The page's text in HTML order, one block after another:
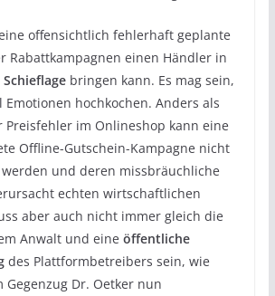
offensichtlich fehlerhaft geplante
Rabattkampagnen einen Händler in
bringen kann. Es mag sein,
Emotionen hochkochen. Anders als
Preisfehler im Onlineshop kann eine
Offline-Gutschein-Kampagne nicht
und deren missbräuchliche
echten wirtschaftlichen
aber auch nicht immer gleich die
Anwalt und eine öffentliche
des Plattformbetreibers sein, wie
Gegenzug Dr. Oetker nun